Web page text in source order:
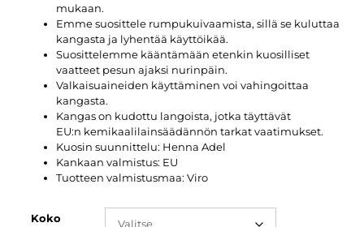
mukaan.
Emme suosittele rumpukuivaamista, sillä se kuluttaa
kangasta ja lyhentää käyttöikää.
Suosittelemme kääntämään etenkin kuosilliset
vaatteet pesun ajaksi nurinpäin.
Valkaisuaineiden käyttäminen voi vahingoittaa
kangasta.
Kangas on kudottu langoista, jotka täyttävät
EU:n kemikaalilainsäädännön tarkat vaatimukset.
Kuosin suunnittelu: Henna Adel
Kankaan valmistus: EU
Tuotteen valmistusmaa: Viro
Koko